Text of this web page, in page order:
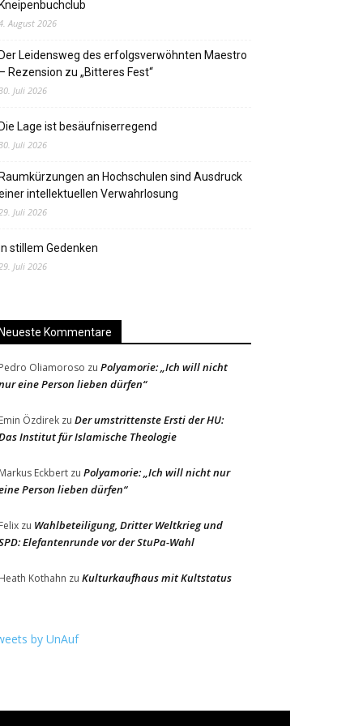
Kneipenbuchclub
August 2026
Der Leidensweg des erfolgsverwöhnten Maestro
– Rezension zu „Bitteres Fest“
Juli 2026
Die Lage ist besäufniserregend
Juli 2026
Raumkürzungen an Hochschulen sind Ausdruck
intellektuellen Verwahrlosung
Juli 2026
In stillem Gedenken
Juli 2026
Neueste Kommentare
Pedro Oliamoroso zu Polyamorie: „Ich will nicht
eine Person lieben dürfen“
Emin Özdirek zu Der umstrittenste Ersti der HU:
Institut für Islamische Theologie
Markus Eckbert zu Polyamorie: „Ich will nicht nur
Person lieben dürfen“
Felix zu Wahlbeteiligung, Dritter Weltkrieg und
Elefantenrunde vor der StuPa-Wahl
Heath Kothahn zu Kulturkaufhaus mit Kultstatus
by UnAuf